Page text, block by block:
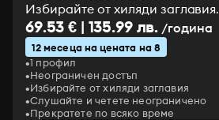
Избирайте от хиляди заглавия.
69.53 € | 135.99 лв. /година
12 месеца на цената на 8
1 профил
Неограничен достъп
Избирайте от хиляди заглавия
Слушайте и четете неограничено
Прекратете по всяко време